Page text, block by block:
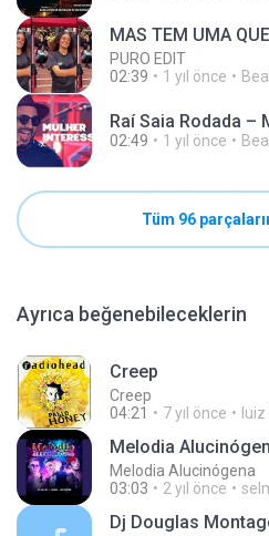
PURO EDIT
02:39
1 yıl önce
02:49 1 yıl önce
Tüm 96
Ayrıca beğenebileceklerin
Creep
Creep
04:21
7 yıl önce luiz
Melodia
Melodia Alucinógena
03:03
2 yıl önce
Dj Douglas